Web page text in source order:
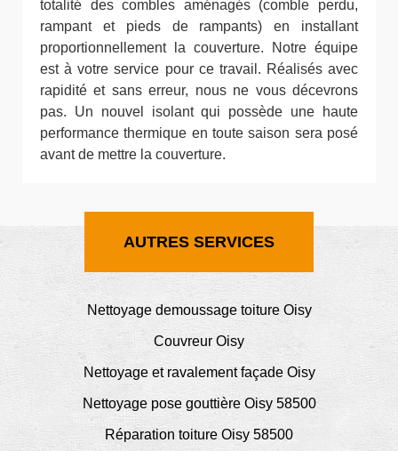
totalité des combles aménagés (comble perdu,
rampant et pieds de rampants) en installant
proportionnellement la couverture. Notre équipe
est à votre service pour ce travail. Réalisés avec
rapidité et sans erreur, nous ne vous décevrons
pas. Un nouvel isolant qui possède une haute
performance thermique en toute saison sera posé
avant de mettre la couverture.
AUTRES SERVICES
Nettoyage demoussage toiture Oisy
Couvreur Oisy
Nettoyage et ravalement façade Oisy
Nettoyage pose gouttière Oisy 58500
Réparation toiture Oisy 58500